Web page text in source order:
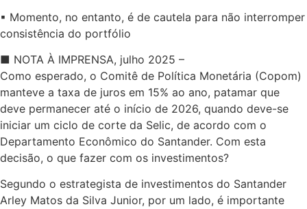
▪︎ Momento, no entanto, é de cautela para não interromper
consistência do portfólio
■ NOTA À IMPRENSA, julho 2025 –
Como esperado, o Comitê de Política Monetária (Copom)
manteve a taxa de juros em 15% ao ano, patamar que
deve permanecer até o início de 2026, quando deve-se
iniciar um ciclo de corte da Selic, de acordo com o
Departamento Econômico do Santander. Com esta
decisão, o que fazer com os investimentos?
Segundo o estrategista de investimentos do Santander
Arley Matos da Silva Junior, por um lado, é importante